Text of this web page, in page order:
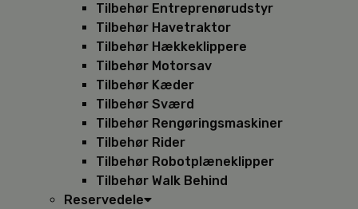
Tilbehør Entreprenørudstyr
Tilbehør Havetraktor
Tilbehør Hækkeklippere
Tilbehør Motorsav
Tilbehør Kæder
Tilbehør Sværd
Tilbehør Rengøringsmaskiner
Tilbehør Rider
Tilbehør Robotplæneklipper
Tilbehør Walk Behind
Reservedele